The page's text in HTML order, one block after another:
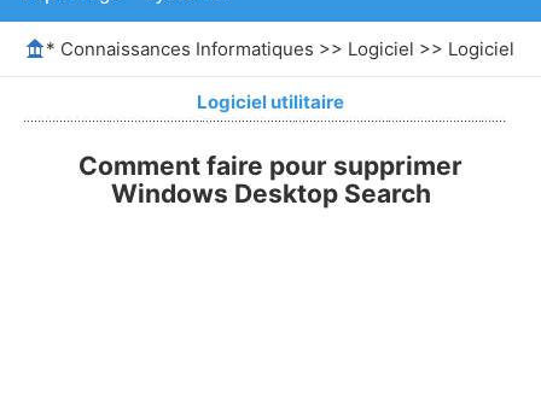
* Connaissances Informatiques >> Logiciel >> Logiciel
Logiciel utilitaire
Comment faire pour supprimer
Windows Desktop Search